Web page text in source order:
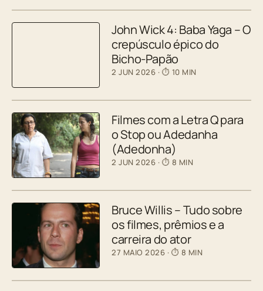
John Wick 4: Baba Yaga – O
crepúsculo épico do
Bicho-Papão
2 JUN 2026 · ⏱ 10 MIN
Filmes com a Letra Q para
o Stop ou Adedanha
(Adedonha)
2 JUN 2026 · ⏱ 8 MIN
Bruce Willis – Tudo sobre
os filmes, prêmios e a
carreira do ator
27 MAIO 2026 · ⏱ 8 MIN